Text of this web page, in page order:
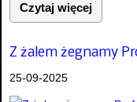
Czytaj więcej
Z żalem żegnamy
25-09-2025